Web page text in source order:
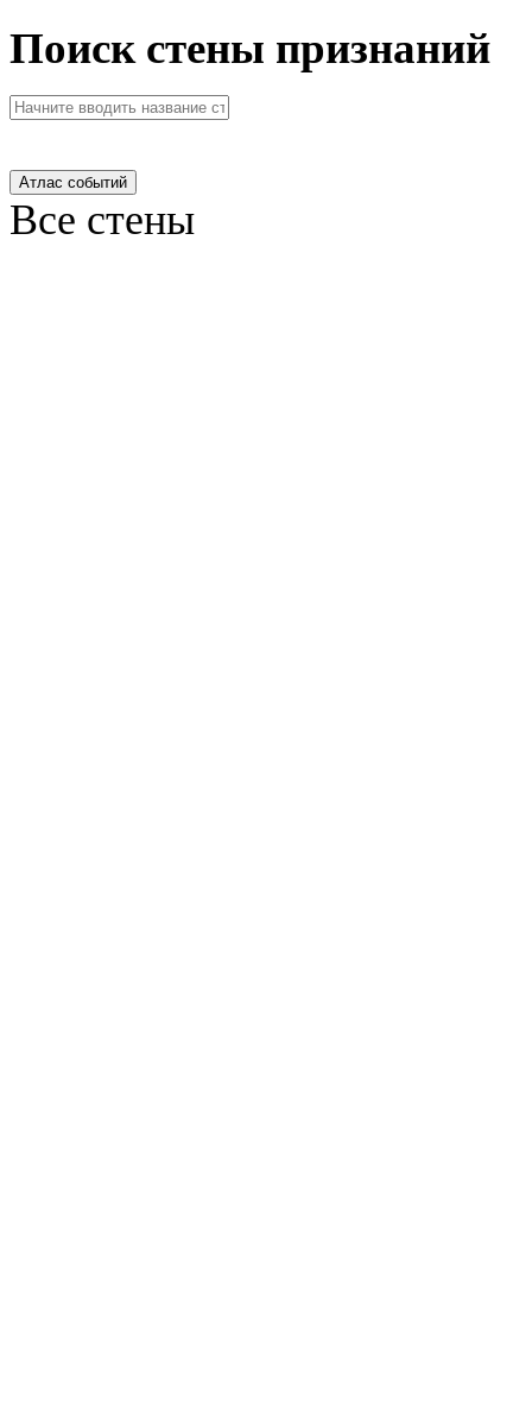
Поиск стены признаний
Атлас событий
Все стены